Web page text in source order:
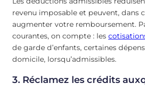
revenu imposable et peuvent, dans
augmenter votre remboursement.
courantes, on compte : les
de garde d’enfants, certaines
domicile, lorsqu’admissibles.
3. Réclamez les crédits